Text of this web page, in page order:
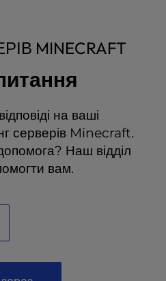
MINECRAFT
на ваші
серверів Minecraft.
Наш відділ
вам.